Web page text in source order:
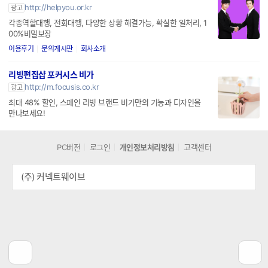
광고 http://helpyou.or.kr
각종역할대행, 전화대행, 다양한 상황 해결가능, 확실한 일처리, 1
00%비밀보장
이용후기 문의게시판 회사소개
리빙편집샵 포커시스 비가
광고 http://m.focusis.co.kr
최대 48% 할인, 스페인 리빙 브랜드 비가만의 기능과 디자인을
만나보세요!
PC버전 로그인 개인정보처리방침 고객센터
(주) 커넥트웨이브